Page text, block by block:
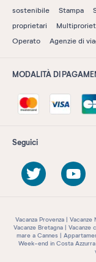
sostenibile
Stampa
proprietari
Operato
Agenzie di
MODALITÀ DI
Seguici
Vacanza Provenza Vacanze
Vacanze Bretagna
Vacanze
mare a Cannes
Week-end in Costa Azzurra